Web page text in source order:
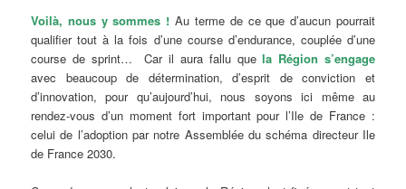
Voilà, nous y sommes ! Au terme de ce que d’aucun pourrait
qualifier tout à la fois d’une course d’endurance, couplée d’une
course de sprint… Car il aura fallu quela Région s’engage
avec beaucoup de détermination, d’esprit de conviction et
d’innovation, pour qu’aujourd’hui, nous soyons ici même au
rendez-vous d’un moment fort important pour l’Ile de France :
celui de l’adoption par notre Assemblée du schéma directeur Ile
de France 2030.